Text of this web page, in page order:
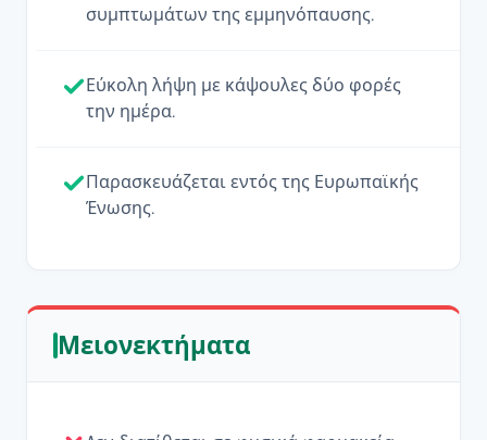
συμπτωμάτων της εμμηνόπαυσης.
Εύκολη λήψη με κάψουλες δύο φορές
την ημέρα.
Παρασκευάζεται εντός της Ευρωπαϊκής
Ένωσης.
Μειονεκτήματα